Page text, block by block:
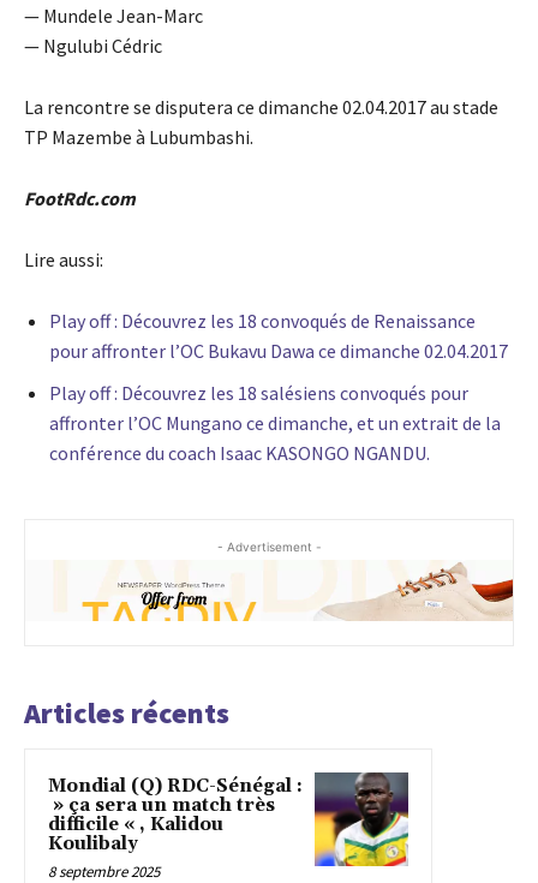
— Mundele Jean-Marc
— Ngulubi Cédric
La rencontre se disputera ce dimanche 02.04.2017 au stade
TP Mazembe à Lubumbashi.
FootRdc.com
Lire aussi:
Play off : Découvrez les 18 convoqués de Renaissance
pour affronter l’OC Bukavu Dawa ce dimanche 02.04.2017
Play off : Découvrez les 18 salésiens convoqués pour
affronter l’OC Mungano ce dimanche, et un extrait de la
conférence du coach Isaac KASONGO NGANDU.
- Advertisement -
Articles récents
Mondial (Q) RDC-Sénégal :
» ça sera un match très
difficile « , Kalidou
Koulibaly
8 septembre 2025